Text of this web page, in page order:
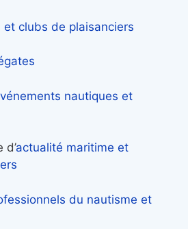
et clubs de plaisanciers
nautiques et
d’actualité maritime et
du nautisme et